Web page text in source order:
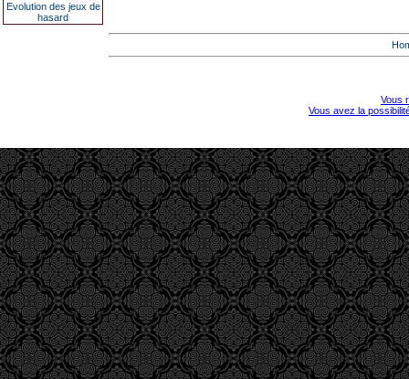
Evolution des jeux de
hasard
Vous
Vous avez la